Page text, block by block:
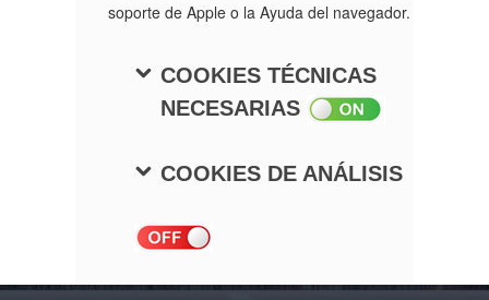
soporte de Apple o la Ayuda del navegador.
COOKIES TÉCNICAS
NECESARIAS
COOKIES DE ANÁLISIS